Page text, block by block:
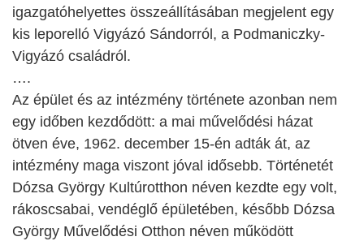
igazgatóhelyettes összeállításában megjelent egy
kis leporelló Vigyázó Sándorról, a Podmaniczky-
Vigyázó családról.
….
Az épület és az intézmény története azonban nem
egy időben kezdődött: a mai művelődési házat
ötven éve, 1962. december 15-én adták át, az
intézmény maga viszont jóval idősebb. Történetét
Dózsa György Kultúrotthon néven kezdte egy volt,
rákoscsabai, vendéglő épületében, később Dózsa
György Művelődési Otthon néven működött